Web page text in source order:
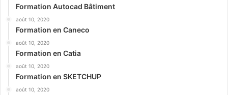
Formation Autocad Bâtiment
août 10, 2020
Formation en Caneco
août 10, 2020
Formation en Catia
août 10, 2020
Formation en SKETCHUP
août 10, 2020